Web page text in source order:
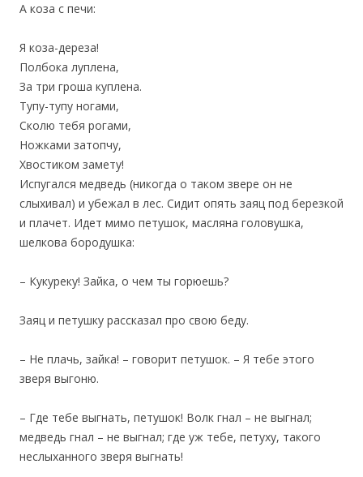
А коза с печи:
Я коза-дереза!
Полбока луплена,
За три гроша куплена.
Тупу-тупу ногами,
Сколю тебя рогами,
Ножками затопчу,
Хвостиком замету!
Испугался медведь (никогда о таком звере он не
слыхивал) и убежал в лес. Сидит опять заяц под березкой
и плачет. Идет мимо петушок, масляна головушка,
шелкова бородушка:
– Кукуреку! Зайка, о чем ты горюешь?
Заяц и петушку рассказал про свою беду.
– Не плачь, зайка! – говорит петушок. – Я тебе этого
зверя выгоню.
– Где тебе выгнать, петушок! Волк гнал – не выгнал;
медведь гнал – не выгнал; где уж тебе, петуху, такого
неслыханного зверя выгнать!